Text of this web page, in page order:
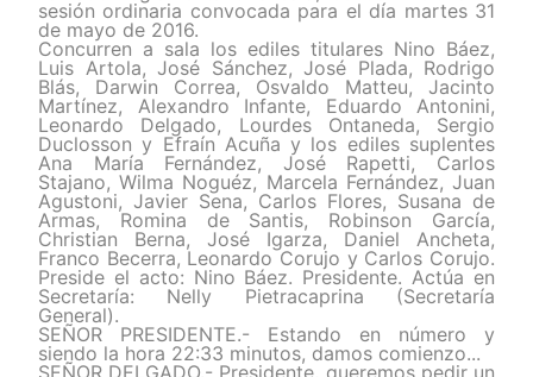
sesión ordinaria convocada para el día martes 31
de mayo de 2016.
Concurren a sala los ediles titulares Nino Báez,
Luis Artola, José Sánchez, José Plada, Rodrigo
Blás, Darwin Correa, Osvaldo Matteu, Jacinto
Martínez, Alexandro Infante, Eduardo Antonini,
Leonardo Delgado, Lourdes Ontaneda, Sergio
Duclosson y Efraín Acuña y los ediles suplentes
Ana María Fernández, José Rapetti, Carlos
Stajano, Wilma Noguéz, Marcela Fernández, Juan
Agustoni, Javier Sena, Carlos Flores, Susana de
Armas, Romina de Santis, Robinson García,
Christian Berna, José Igarza, Daniel Ancheta,
Franco Becerra, Leonardo Corujo y Carlos Corujo.
Preside el acto: Nino Báez. Presidente. Actúa en
Secretaría: Nelly Pietracaprina (Secretaría
General).
SEÑOR PRESIDENTE.- Estando en número y
siendo la hora 22:33 minutos, damos comienzo...
SEÑOR DELGADO.- Presidente, queremos pedir un